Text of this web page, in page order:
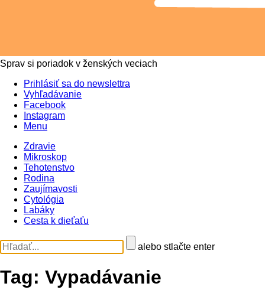
Sprav si poriadok v ženských veciach
Prihlásiť sa do newslettra
Vyhľadávanie
Facebook
Instagram
Menu
Zdravie
Mikroskop
Tehotenstvo
Rodina
Zaujímavosti
Cytológia
Labáky
Cesta k dieťaťu
alebo stlačte enter
Tag: Vypadávanie